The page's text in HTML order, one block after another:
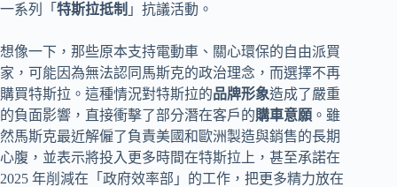
一系列「 特斯拉抵制 」抗議活動。
想像一下，那些原本支持電動車、關心環保的自由派買
家，可能因為無法認同馬斯克的政治理念，而選擇不再
購買特斯拉。這種情況對特斯拉的品牌形象造成了嚴重
的負面影響，直接衝擊了部分潛在客戶的購車意願 。雖
然馬斯克最近解僱了負責美國和歐洲製造與銷售的長期
心腹，並表示將投入更多時間在特斯拉上，甚至承諾在
2025 年削減在「政府效率部」的工作，把更多精力放在